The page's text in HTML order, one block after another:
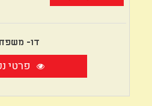
דו-
פרטי